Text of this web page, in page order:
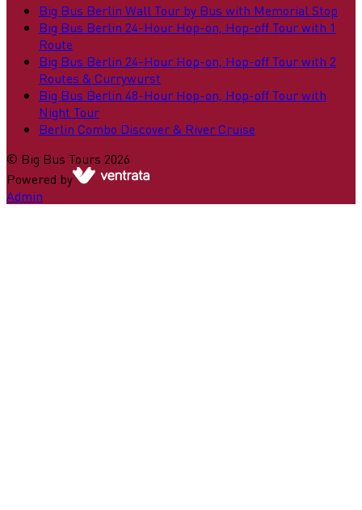
Big Bus Berlin Wall Tour by Bus with Memorial Stop
Big Bus Berlin 24-Hour Hop-on, Hop-off Tour with 1
Route
Big Bus Berlin 24-Hour Hop-on, Hop-off Tour with 2
Routes & Currywurst
Big Bus Berlin 48-Hour Hop-on, Hop-off Tour with
Night Tour
Berlin Combo Discover & River Cruise
© Big Bus Tours 2026
Powered by
Admin